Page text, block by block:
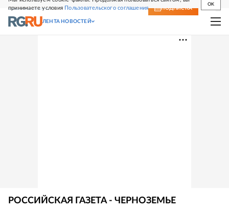
принимаете условия Пользовательского соглашения
OK
СВЕЖИЙ НОМЕР ПОДПИСКА
ЛЕНТА НОВОСТЕЙ
РОССИЙСКАЯ ГАЗЕТА - ЧЕРНОЗЕМЬЕ